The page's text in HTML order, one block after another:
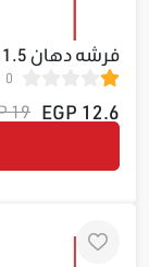
فرشه دهان 1.5 بوصه يد بلاستيك EPBH15702
0
12.6 EGP
19 EGP